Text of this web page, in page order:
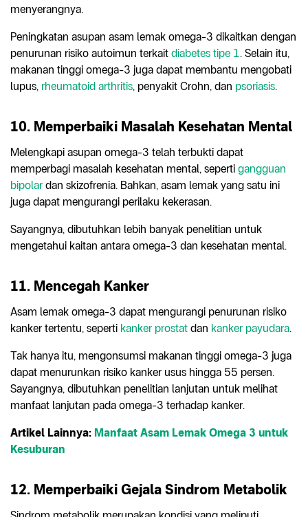
menyerangnya.
Peningkatan asupan asam lemak omega-3 dikaitkan dengan
penurunan risiko autoimun terkait diabetes tipe 1. Selain itu,
makanan tinggi omega-3 juga dapat membantu mengobati
lupus, rheumatoid arthritis, penyakit Crohn, dan psoriasis.
10. Memperbaiki Masalah Kesehatan Mental
Melengkapi asupan omega-3 telah terbukti dapat
memperbagi masalah kesehatan mental, seperti gangguan
bipolar dan skizofrenia. Bahkan, asam lemak yang satu ini
juga dapat mengurangi perilaku kekerasan.
Sayangnya, dibutuhkan lebih banyak penelitian untuk
mengetahui kaitan antara omega-3 dan kesehatan mental.
11. Mencegah Kanker
Asam lemak omega-3 dapat mengurangi penurunan risiko
kanker tertentu, seperti kanker prostat dan kanker payudara.
Tak hanya itu, mengonsumsi makanan tinggi omega-3 juga
dapat menurunkan risiko kanker usus hingga 55 persen.
Sayangnya, dibutuhkan penelitian lanjutan untuk melihat
manfaat lanjutan pada omega-3 terhadap kanker.
Artikel Lainnya: Manfaat Asam Lemak Omega 3 untuk
Kesuburan
12. Memperbaiki Gejala Sindrom Metabolik